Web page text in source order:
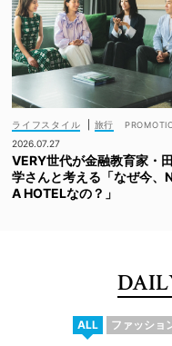
ライフスタイル
旅行
2026.07.27
VERY世代が金融教育家・
学さんと考える「なぜ今、
A HOTELなの？」
ALL ファッショ